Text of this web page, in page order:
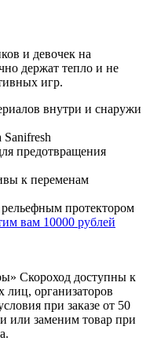
и девочек на
держат тепло и не
игр.
внутри и снаружи
предотвращения
к переменам
протектором
вам 10000 рублей
Скороход доступны к
лиц, организаторов
при заказе от 50
или заменим товар при